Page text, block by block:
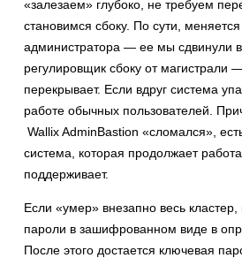
«залезаем» глубоко, не требуем
становимся сбоку. По сути,
администратора — ее мы сдвинули в
регулировщик сбоку от магистрали
перекрывает. Если вдруг система
работе обычных пользователей.
Wallix AdminBastion «сломался»,
система, которая продолжает
поддерживает.
Если «умер» внезапно весь
пароли в зашифрованном виде в
После этого достается ключевая